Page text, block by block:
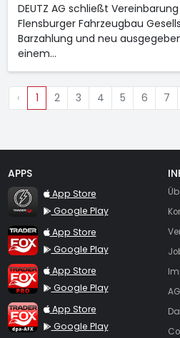
DEUTZ AG schließt
Flensburger Fahrzeugbau
Barzahlung und neu
einem…
‹ 1 2 3 4 5 6 7
APPS
TraderFox Flash
App Store
Google Play
TraderFox App
App Store
Google Play
TraderFox Pro
App Store
Google Play
TraderFox dpa-AFX ProFeed
App Store
Google Play